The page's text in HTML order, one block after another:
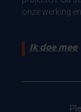
onze werking
Ik doe mee